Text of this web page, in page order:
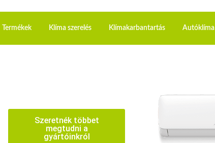
Termékek Klíma szerelés Klímakarbantartás Autóklíma
Szeretnék többet
megtudni a
gyártóinkról